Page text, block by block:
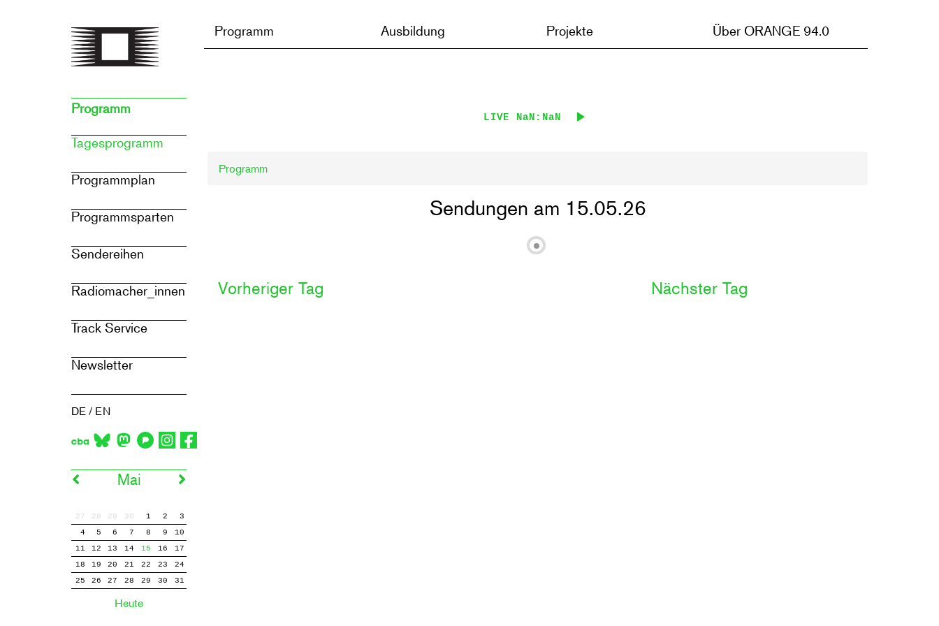
Programm Ausbildung Projekte Über ORANGE 94.0
Programm
Tagesprogramm
Programmplan
Programmsparten
Sendereihen
Radiomacher_innen
Track Service
Newsletter
DE / EN
Mai
27 28 29 30 1 2
3
4
5 6 7 8 9
10
11
12 13 14 15 16
17
18
19 20 21 22 23
24
25
26 27 28 29 30 31
Heute
LIVE NaN:NaN
Programm
Sendungen am 15.05.26
Vorheriger Tag Nächster Tag